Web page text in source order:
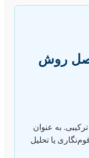
روش
به عنوان
یا تحلیل